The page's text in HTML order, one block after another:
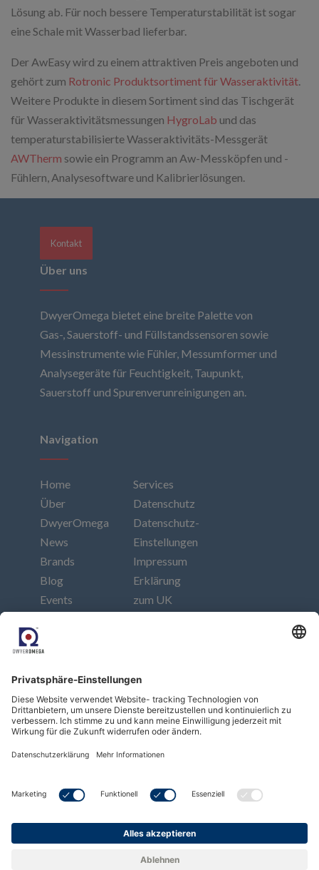
Lösung ab. Für noch bessere Temperaturstabilität ist sogar
eine Schale mit Wasserbad lieferbar.
Der AwEasy wird zu einem attraktiven Preis angeboten und
gehört zum Rotronic Produktsortiment für Wasseraktivität.
Weitere Produkte in diesem Sortiment sind das Tischgerät
für Wasseraktivitätsmessungen HygroLab und das
temperaturstabilisierte Wasseraktivitäts-Messgerät
AWTherm sowie ein Programm an Aw-Messköpfen und -
Fühlern, Analysesoftware und Kalibrierlösungen.
Kontakt
Über uns
DwyerOmega bietet eine breite Palette von
Gas-, Sauerstoff- und Füllstandssensoren sowie
Messinstrumente wie Fühler, Messumformer und
Analysegeräte für Feuchtigkeit, Taupunkt,
Sauerstoff und Spurenverunreinigungen an.
Navigation
Home
Über
DwyerOmega
News
Brands
Blog
Events
Services
Datenschutz
Datenschutz-
Einstellungen
Impressum
Erklärung
zum UK
Folgen Sie uns
Abonnieren Sie unseren Newsletter
Abonnieren
Copyright © Dwyer Instruments, LLC. All Rights